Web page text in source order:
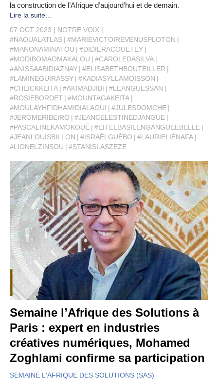
la construction de l’Afrique d’aujourd’hui et de demain.
Lire la suite...
07 OCT 2023
NOTRE VOIX
#NAOUALATLAS
#MARIEVICTOIREVENUSPLOTON
#MANONAMINATOU
#DIDIERACOUETEY
#MODIBOMAOMAKALOU
#CAROLEDASILVA
#ANISSAABIDIAZNAY
#ELISABETHBOUTEILLER
#LAMINEGUIRASSY
#KADIASYLLAMOISSON
#CHEICKKEITA
#AKIMADJIBI
#LEANGUESSAN
#ROSIEBORDET
#MOUNTAGAKEITA
#MOULAYHFIDHAMIDIALAOUI
#JULESDOMCHE
#JEROMERIBEIRO
#JEANCELESTINEDJANGUE
#PASCALINEKAMOKOUÉ
#EITELBASILENGANGUEEBELLE
#JEANLOUISBILLON
#ISRAËLGUÉBO
#LAURIELIÉNAFA
#LIONELZINSOU
#STANISLASZEZE
Semaine l’Afrique des Solutions à
Paris : expert en industries
créatives numériques, Mohamed
Zoghlami confirme sa participation
SEMAINE L'AFRIQUE DES SOLUTIONS (SAS)